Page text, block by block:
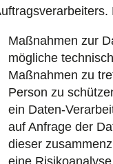
Maßnahmen zur
mögliche
Maßnahmen zu
Person zu
ein Daten-
auf Anfrage der
dieser
eine